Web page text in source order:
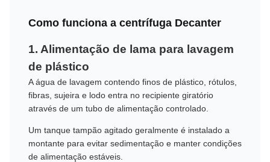
Como funciona a centrífuga Decanter
1. Alimentação de lama para lavagem
de plástico
A água de lavagem contendo finos de plástico, rótulos,
fibras, sujeira e lodo entra no recipiente giratório
através de um tubo de alimentação controlado.
Um tanque tampão agitado geralmente é instalado a
montante para evitar sedimentação e manter condições
de alimentação estáveis.